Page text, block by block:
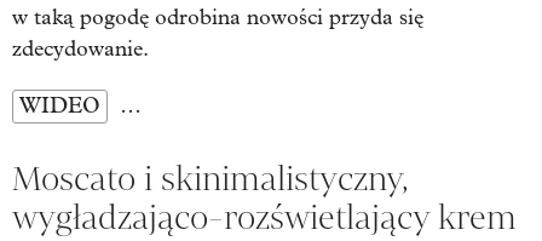
w taką pogodę odrobina nowości przyda się
zdecydowanie.
WIDEO …
Moscato i skinimalistyczny,
wygładzająco-rozświetlający krem